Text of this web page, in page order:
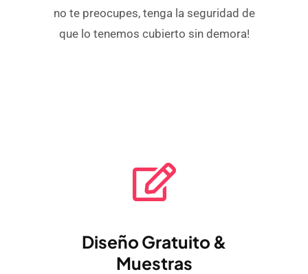
no te preocupes, tenga la seguridad de
que lo tenemos cubierto sin demora!
Diseño Gratuito &
Muestras